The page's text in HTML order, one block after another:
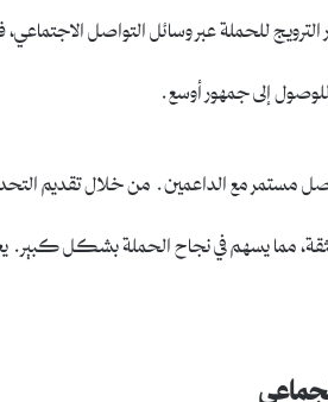
للحملة عبر وسائل التواصل الاجتماعي،
إلى جمهور أوسع.
مستمر مع الداعمين. من خلال تقديم
مما يسهم في نجاح الحملة بشكل كبير.